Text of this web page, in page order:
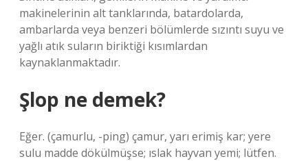
makinelerinin alt tanklarında, batardolarda,
ambarlarda veya benzeri bölümlerde sızıntı suyu ve
yağlı atık suların biriktiği kısımlardan
kaynaklanmaktadır.
Şlop ne demek?
Eğer. (çamurlu, -ping) çamur, yarı erimiş kar; yere
sulu madde dökülmüşse; ıslak hayvan yemi; lütfen.